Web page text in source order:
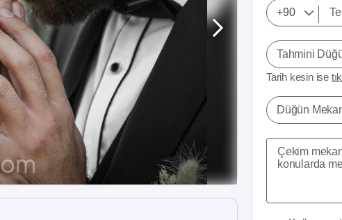
Tahmini
Tarih kesin ise
Düğün